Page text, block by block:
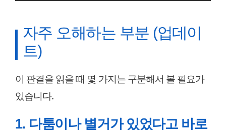
자주 오해하는 부분 (업데이
트)
이 판결을 읽을 때 몇 가지는 구분해서 볼 필요가
있습니다.
1. 다툼이나 별거가 있었다고 바로